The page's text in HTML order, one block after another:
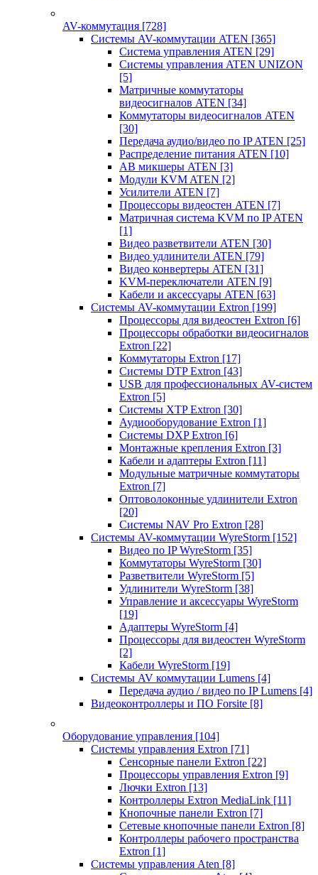
AV-коммутация [728]
Системы AV-коммутации ATEN [365]
Система управления ATEN [29]
Системы управления ATEN UNIZON
[5]
Матричные коммутаторы
видеосигналов ATEN [34]
Коммутаторы видеосигналов ATEN
[30]
Передача аудио/видео по IP ATEN [25]
Распределение питания ATEN [10]
АВ микшеры ATEN [3]
Модули KVM ATEN [2]
Усилители ATEN [7]
Процессоры видеостен ATEN [7]
Матричная система KVM по IP ATEN
[1]
Видео разветвители ATEN [30]
Видео удлинители ATEN [79]
Видео конвертеры ATEN [31]
KVM-переключатели ATEN [9]
Кабели и аксессуары ATEN [63]
Системы AV-коммутации Extron [199]
Процессоры для видеостен Extron [6]
Процессоры обработки видеосигналов
Extron [22]
Коммутаторы Extron [17]
Системы DTP Extron [43]
USB для профессиональных AV-систем
Extron [5]
Системы XTP Extron [30]
Аудиооборудование Extron [1]
Системы DXP Extron [6]
Монтажные крепления Extron [3]
Кабели и адаптеры Extron [11]
Модульные матричные коммутаторы
Extron [7]
Оптоволоконные удлинители Extron
[20]
Системы NAV Pro Extron [28]
Системы AV-коммутации WyreStorm [152]
Видео по IP WyreStorm [35]
Коммутаторы WyreStorm [30]
Разветвители WyreStorm [5]
Удлинители WyreStorm [38]
Управление и аксессуары WyreStorm
[19]
Адаптеры WyreStorm [4]
Процессоры для видеостен WyreStorm
[2]
Кабели WyreStorm [19]
Системы AV коммутации Lumens [4]
Передача аудио / видео по IP Lumens [4]
Видеоконтроллеры и ПО Forsite [8]
Оборудование управления [104]
Системы управления Extron [71]
Сенсорные панели Extron [22]
Процессоры управления Extron [9]
Лючки Extron [13]
Контроллеры Extron MediaLink [11]
Кнопочные панели Extron [7]
Сетевые кнопочные панели Extron [8]
Контроллеры рабочего пространства
Extron [1]
Системы управления Aten [8]